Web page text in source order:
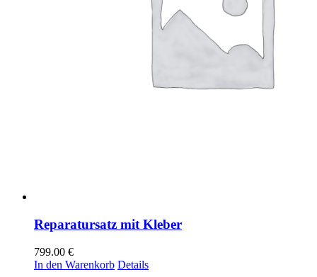
Reparatursatz mit Kleber
799.00 €
In den Warenkorb Details